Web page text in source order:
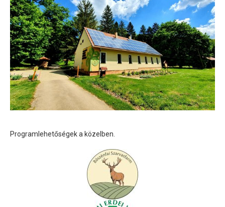
Programlehetőségek a közelben.